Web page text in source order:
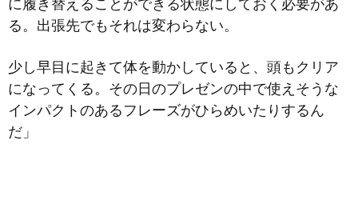
に履き替えることができる状態にしておく必要があ
る。出張先でもそれは変わらない。
少し早目に起きて体を動かしていると、頭もクリア
になってくる。その日のプレゼンの中で使えそうな
インパクトのあるフレーズがひらめいたりするん
だ」